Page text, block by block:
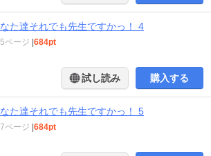
た達それでも先生ですかっ！ 4
ページ |684pt
試し読み 購入する
た達それでも先生ですかっ！ 5
ページ |684pt